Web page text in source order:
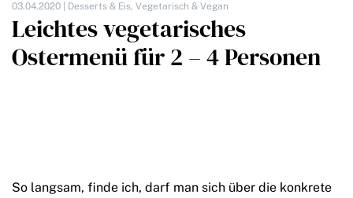
03.04.2020 | Desserts & Eis, Vegetarisch & Vegan
Leichtes vegetarisches
Ostermenü für 2 – 4 Personen
So langsam, finde ich, darf man sich über die konkrete